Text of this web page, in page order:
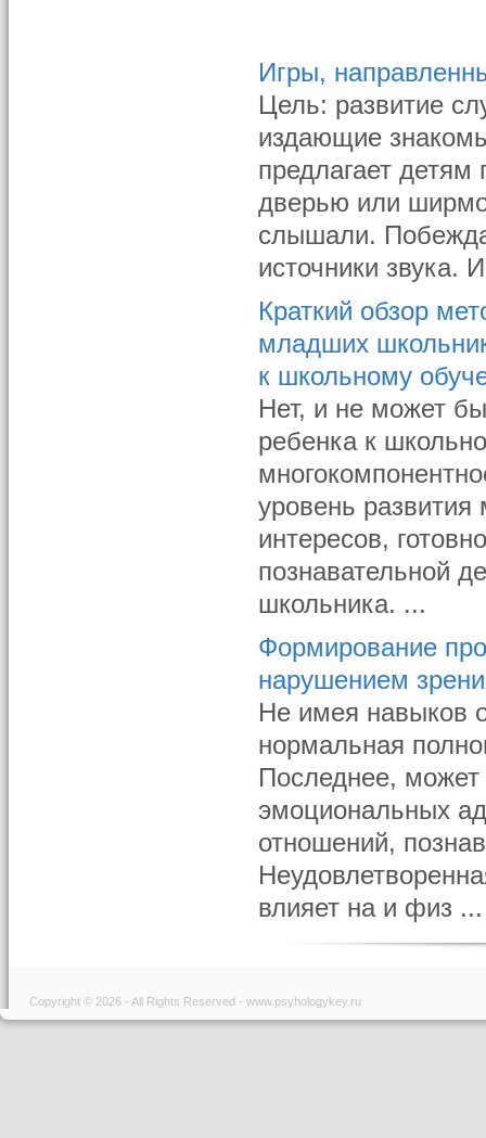
Игры,
Цель: развитие
издающие
предлагает детям
дверью или
слышали.
источники звука.
Краткий обзор
младших
к школьному
Нет, и не может
ребенка к
уровень
интересов,
познавательной
школьника. ...
Формирование
нарушением
Не имея навыков
нормальная
Последнее, может
эмоциональных
отношений,
влияет на и физ ...
Copyright © 2026 - All Rights Reserved - www.psyhologykey.ru